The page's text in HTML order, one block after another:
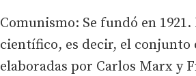
Comunismo: Se fundó en
científico, es decir, el
elaboradas por Carlos Marx y